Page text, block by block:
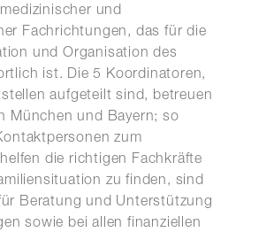
und
Fachrichtungen, das für die
und Organisation des
ist. Die 5 Koordinatoren,
aufgeteilt sind, betreuen
München und Bayern; so
zum
die richtigen Fachkräfte
zu finden, sind
Beratung und Unterstützung
sowie bei allen finanziellen